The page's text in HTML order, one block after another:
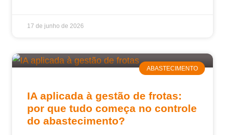
17 de junho de 2026
ABASTECIMENTO
IA aplicada à gestão de frotas:
por que tudo começa no controle
do abastecimento?